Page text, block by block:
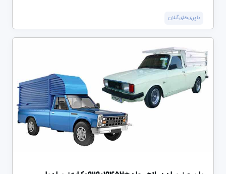
باربری های گیلان